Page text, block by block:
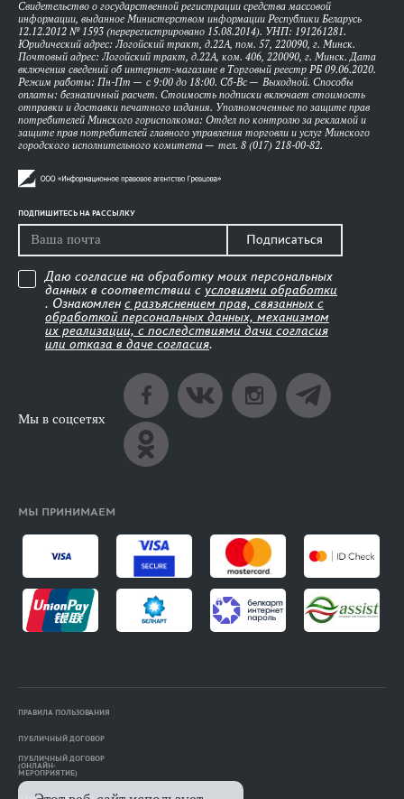
Свидетельство о государственной регистрации средства массовой
информации, выданное Министерством информации Республики Беларусь
12.12.2012 № 1593 (перерегистрировано 15.08.2014). УНП: 191261281.
Юридический адрес: Логойский тракт, д.22А, пом. 57, 220090, г. Минск.
Почтовый адрес: Логойский тракт, д.22А, ком. 406, 220090, г. Минск. Дата
включения сведений об интернет-магазине в Торговый реестр РБ 09.06.2020.
Режим работы: Пн-Пт — с 9:00 до 18:00. Сб-Вс — Выходной. Способы
оплаты: безналичный расчет. Стоимость подписки включает стоимость
отправки и доставки печатного издания. Уполномоченные по защите прав
потребителей Минского горисполкома: Отдел по контролю за рекламой и
защите прав потребителей главного управления торговли и услуг Минского
городского исполнительного комитета — тел. 8 (017) 218-00-82.
ПОДПИШИТЕСЬ НА РАССЫЛКУ
Подписаться
Даю согласие на обработку моих персональных
данных в соответствии с условиями обработки
. Ознакомлен с разъяснением прав, связанных с
обработкой персональных данных, механизмом
их реализации, с последствиями дачи согласия
или отказа в даче согласия.
Мы в соцсетях
МЫ ПРИНИМАЕМ
ПРАВИЛА ПОЛЬЗОВАНИЯ
ПУБЛИЧНЫЙ ДОГОВОР
ПУБЛИЧНЫЙ ДОГОВОР
(ОНЛАЙН-
МЕРОПРИЯТИЕ)